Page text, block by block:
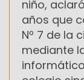
niño,
años que
Nº 7 de la
mediante